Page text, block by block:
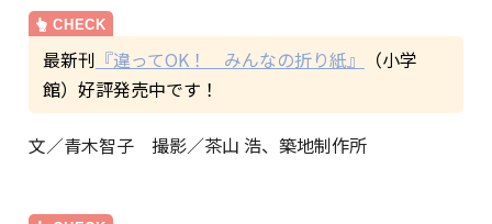
最新刊 『違ってOK！ みんなの折り紙』
（小学
館）好評発売中です！
文／青木智子 撮影／茶山 浩、築地制作所